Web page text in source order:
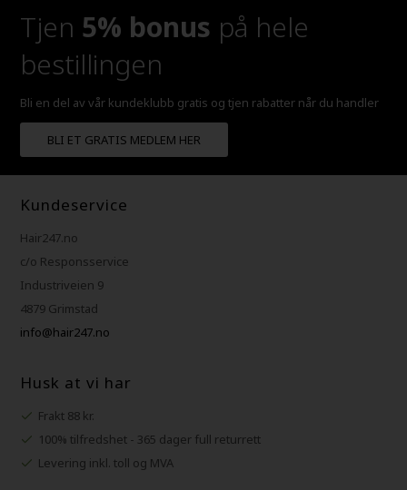
Tjen 5% bonus på hele
bestillingen
Bli en del av vår kundeklubb gratis og tjen rabatter når du handler
BLI ET GRATIS MEDLEM HER
Kundeservice
Hair247.no
c/o Responsservice
Industriveien 9
4879 Grimstad
info@hair247.no
Husk at vi har
Frakt 88 kr.
100% tilfredshet - 365 dager full returrett
Levering inkl. toll og MVA